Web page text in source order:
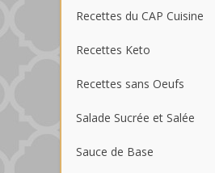
Recettes du CAP Cuisine
Recettes Keto
Recettes sans Oeufs
Salade Sucrée et Salée
Sauce de Base